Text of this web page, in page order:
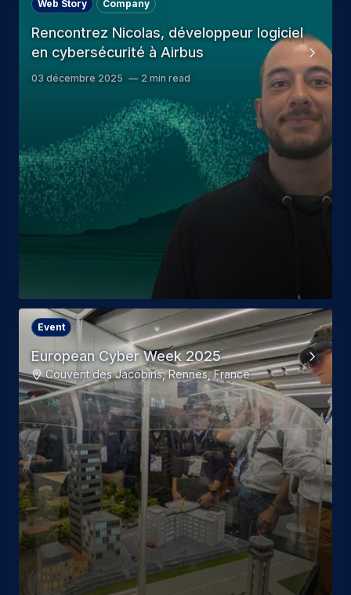
Rencontrez Nicolas, développeur logiciel
en cybersécurité à Airbus
Web Story Company
03 décembre 2025 2 min read
European Cyber Week 2025
Event
Couvent des Jacobins, Rennes, France